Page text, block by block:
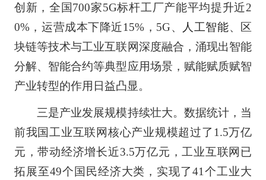
创新，全国700家5G标杆工厂产能平均提升近2
0%，运营成本下降近15%，5G、
人工智能、区
块链等技术与工业互联网深度融合，涌现出智能
分解、智能合约等典型应用场景，赋能赋质赋智
产业转型的作用日益凸显。
三是产业发展规模持续壮大。数据统计，当
前我国工业互联网核心产业规模超过了1.5万亿
元，带动经济增长近3.5万亿元，工业互联网已
拓展至49个国民经济大类，实现了41个工业大